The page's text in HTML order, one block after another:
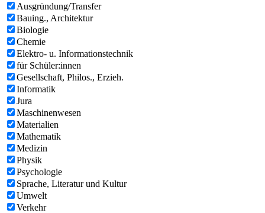
Ausgründung/Transfer
Bauing., Architektur
Biologie
Chemie
Elektro- u. Informationstechnik
für Schüler:innen
Gesellschaft, Philos., Erzieh.
Informatik
Jura
Maschinenwesen
Materialien
Mathematik
Medizin
Physik
Psychologie
Sprache, Literatur und Kultur
Umwelt
Verkehr